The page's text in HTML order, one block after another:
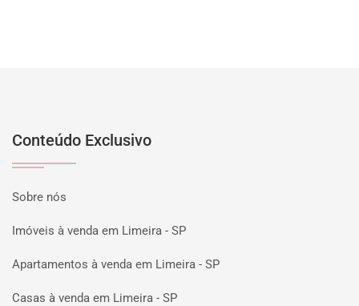
Conteúdo Exclusivo
Sobre nós
Imóveis à venda em Limeira - SP
Apartamentos à venda em Limeira - SP
Casas à venda em Limeira - SP